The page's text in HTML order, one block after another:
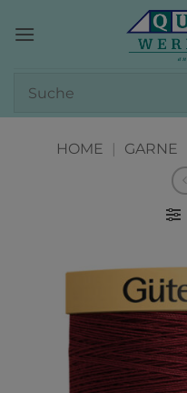
Inhalt
HOME | GARNE